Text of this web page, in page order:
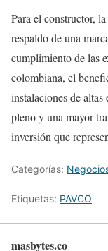
Para el constructor,
respaldo de una
cumplimiento de las
colombiana, el
instalaciones de
pleno y una mayor
inversión que
Categorías:
Etiquetas: PAVCO
masbytes.co